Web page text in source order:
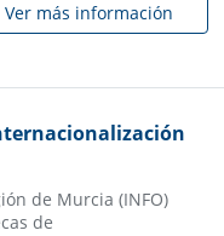
Ver más información
de Murcia (INFO)
de